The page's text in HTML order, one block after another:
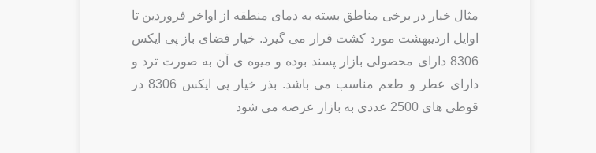
مثال خیار در برخی مناطق بسته به دمای منطقه از اواخر فروردین تا
اوایل اردیبهشت مورد کشت قرار می گیرد. خیار فضای باز پی ایکس
8306 دارای محصولی بازار پسند بوده و میوه ی آن به صورت ترد و
دارای عطر و طعم مناسب می باشد. بذر خیار پی ایکس 8306 در
قوطی های 2500 عددی به بازار عرضه می شود